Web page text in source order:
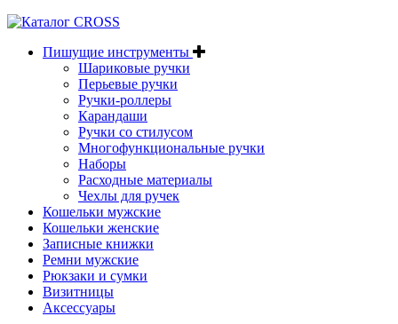
Пишущие инструменты
Шариковые ручки
Перьевые ручки
Ручки-роллеры
Карандаши
Ручки со стилусом
Многофункциональные ручки
Наборы
Расходные материалы
Чехлы для ручек
Кошельки мужские
Кошельки женские
Записные книжки
Ремни мужские
Рюкзаки и сумки
Визитницы
Аксессуары